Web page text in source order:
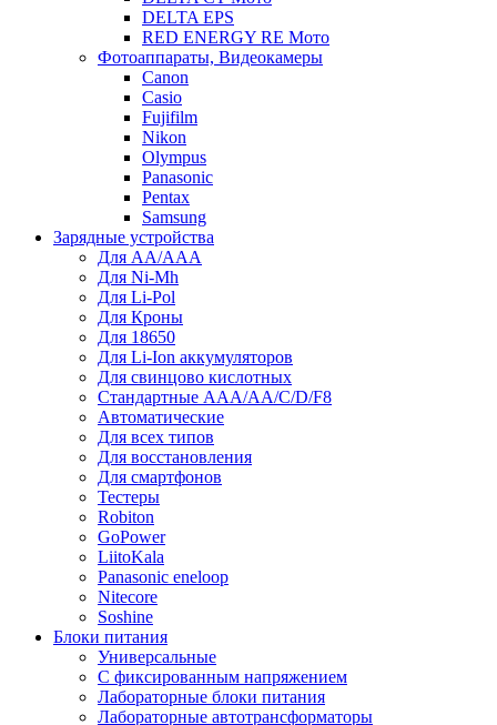
DELTA EPS
RED ENERGY RE Мото
Фотоаппараты, Видеокамеры
Canon
Casio
Fujifilm
Nikon
Olympus
Panasonic
Pentax
Samsung
Зарядные устройства
Для AA/AAA
Для Ni-Mh
Для Li-Pol
Для Кроны
Для 18650
Для Li-Ion аккумуляторов
Для свинцово кислотных
Стандартные ААА/АА/С/D/F8
Автоматические
Для всех типов
Для восстановления
Для смартфонов
Тестеры
Robiton
GoPower
LiitoKala
Panasonic eneloop
Nitecore
Soshine
Блоки питания
Универсальные
C фиксированным напряжением
Лабораторные блоки питания
Лабораторные автотрансформаторы